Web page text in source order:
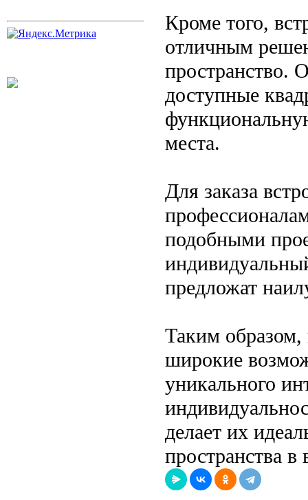
Кроме того,
отличным
пространство.
доступные
места.
Для заказа
подобными
предложат
Таким
широкие
уникального
делает их
пространства